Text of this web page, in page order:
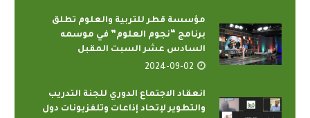
مؤسسة قطر للتربية والعلوم تطلق
برنامج “نجوم العلوم” في موسمه
السادس عشر السبت المقبل
2024-09-02
انعقاد الاجتماع الدوري للجنة التدريب
والتطوير لإتحاد إذاعات وتلفزيونات دول